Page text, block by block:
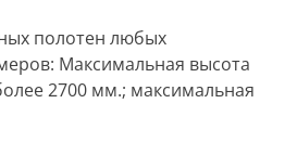
полотен любых
Максимальная высота
2700 мм.; максимальная